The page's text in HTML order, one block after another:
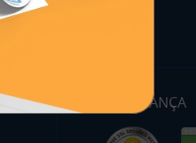
SEGURANÇA